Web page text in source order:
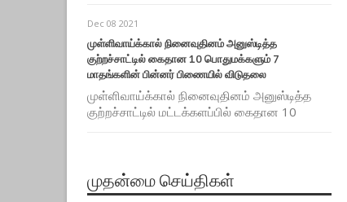
Dec 08 2021
முள்ளிவாய்க்கால் நினைவுதினம் அனுஸ்டித்த
குற்றச்சாட்டில் கைதான 10 பொதுமக்களும் 7
மாதங்களின் பின்னர் பிணையில் விடுதலை
முள்ளிவாய்க்கால் நினைவுதினம் அனுஸ்டித்த
குற்றச்சாட்டில் மட்டக்களப்பில் கைதான 10
முதன்மை செய்திகள்